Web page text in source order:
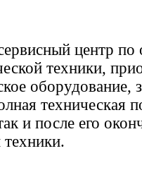
центр
техники,
оборудование,
техническая
и после его
техники.